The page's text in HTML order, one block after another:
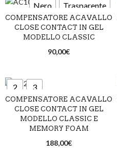
Nero Trasparente
COMPENSATORE ACAVALLO
CLOSE CONTACT IN GEL
MODELLO CLASSIC
90,00€
2 3
Bianco Blu
Marrone
Sabbia
COMPENSATORE ACAVALLO
CLOSE CONTACT IN GEL
MODELLO CLASSIC E
MEMORY FOAM
188,00€